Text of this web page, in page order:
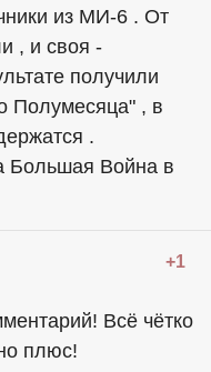
из МИ-6 . От
, и своя -
получили
Полумесяца" , в
.
Большая Война в
+1
Всё чётко
плюс!